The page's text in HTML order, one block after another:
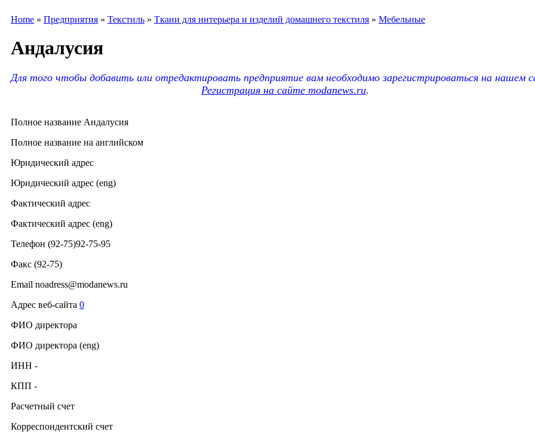
Home » Предприятия » Текстиль » Ткани для интерьера и изделий домашнего текстиля » Мебельные
Андалусия
Для того чтобы добавить или отредактировать предприятие вам необходимо зарегистрироваться на нашем
Регистрация на сайте modanews.ru.
Полное название Андалусия
Полное название на английском
Юридический адрес
Юридический адрес (eng)
Фактический адрес
Фактический адрес (eng)
Телефон (92-75)92-75-95
Факс (92-75)
Email noadress@modanews.ru
Адрес веб-сайта 0
ФИО директора
ФИО директора (eng)
ИНН -
КПП -
Расчетный счет
Корреспондентский счет